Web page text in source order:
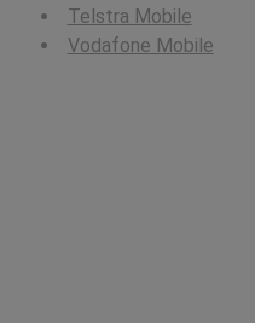
Telstra Mobile
Vodafone Mobile